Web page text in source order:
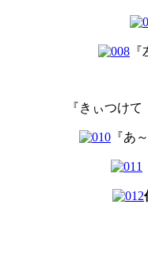
『きぃつけ
『あ